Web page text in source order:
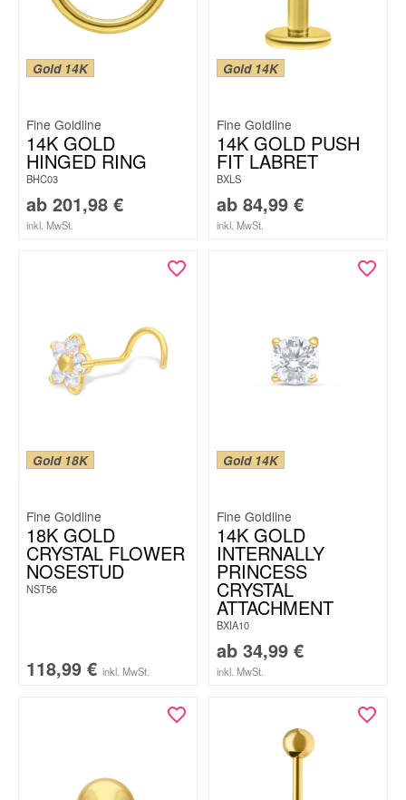
Gold 14K
Fine Goldline
14K GOLD
HINGED RING
BHC03
ab 201,98 €
inkl. MwSt.
Gold 14K
Fine Goldline
14K GOLD PUSH
FIT LABRET
BXLS
ab 84,99 €
inkl. MwSt.
Gold 18K
Fine Goldline
18K GOLD
CRYSTAL FLOWER
NOSESTUD
NST56
118,99 € inkl. MwSt.
Gold 14K
Fine Goldline
14K GOLD
INTERNALLY
PRINCESS
CRYSTAL
ATTACHMENT
BXIA10
ab 34,99 €
inkl. MwSt.